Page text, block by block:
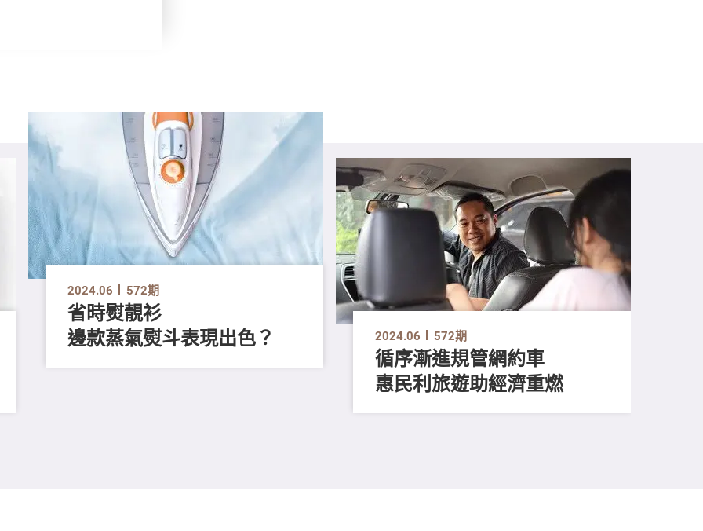
2024.06 572期
省時熨靚衫
邊款蒸氣熨斗表現出色？
2024.06 572期
循序漸進規管網約車
惠民利旅遊助經濟重燃